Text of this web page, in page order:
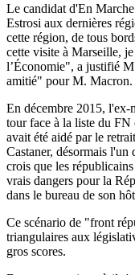
Le candidat d'En
Estrosi aux dernières
cette région, de tous
cette visite à Marseille,
l’Économie", a justifié
amitié" pour M. Macron.
En décembre 2015, l'ex-
tour face à la liste du
avait été aidé par le
Castaner, désormais
crois que les
vrais dangers pour la
dans le bureau de son
Ce scénario de "front
triangulaires aux
gros scores.